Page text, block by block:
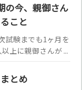
の今、親御さん
こと
試験までも1ヶ月を
上に親御さんが ...
とめ